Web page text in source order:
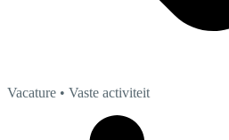
Vacature • Vaste activiteit